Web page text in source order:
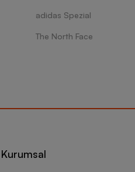
adidas Spezial
The North Face
Kurumsal